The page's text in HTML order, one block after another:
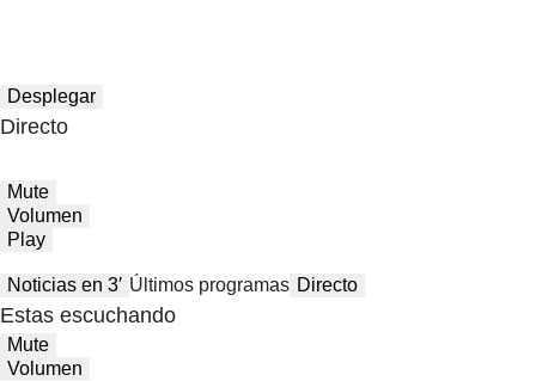
Desplegar
Directo
Mute
Volumen
Play
Noticias en 3′ Últimos programas Directo
Estas escuchando
Mute
Volumen